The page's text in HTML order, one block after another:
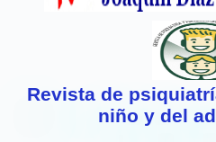
Revista de
niño y del